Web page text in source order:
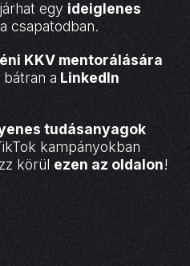
egy ideiglenes
a csapatodban.
KKV mentorálására
a LinkedIn
tudásanyagok
kampányokban
körül ezen az oldalon!